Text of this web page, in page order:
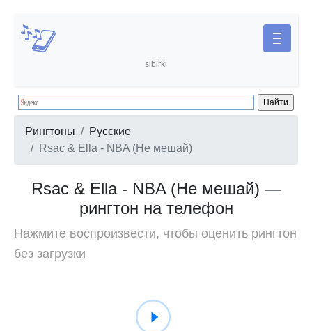
sibirki
Рингтоны
Русские
Rsac & Ella - NBA (Не мешай)
Rsac & Ella - NBA (Не мешай) —
рингтон на телефон
Нажмите воспроизвести, чтобы оценить рингтон
без загрузки